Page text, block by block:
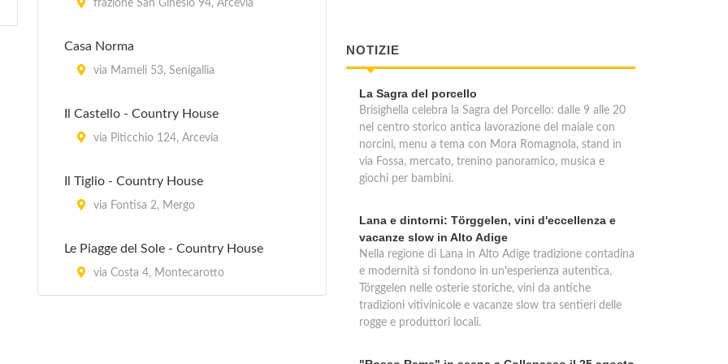
frazione San Ginesio 94, Arcevia
Casa Norma
via Mameli 53, Senigallia
Il Castello - Country House
via Piticchio 124, Arcevia
Il Tiglio - Country House
via Fontisa 2, Mergo
Le Piagge del Sole - Country House
via Costa 4, Montecarotto
NOTIZIE
La Sagra del porcello
Brisighella celebra la Sagra del Porcello: dalle 9 alle 20
nel centro storico antica lavorazione del maiale con
norcini, menu a tema con Mora Romagnola, stand in
via Fossa, mercato, trenino panoramico, musica e
giochi per bambini.
Lana e dintorni: Törggelen, vini d'eccellenza e
vacanze slow in Alto Adige
Nella regione di Lana in Alto Adige tradizione contadina
e modernità si fondono in un'esperienza autentica.
Törggelen nelle osterie storiche, vini da antiche
tradizioni vitivinicole e vacanze slow tra sentieri delle
rogge e produttori locali.